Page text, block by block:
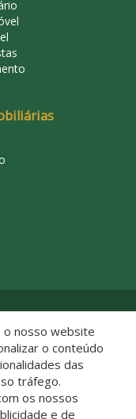
o nosso website
o conteúdo
das
tráfego.
os nossos
e de